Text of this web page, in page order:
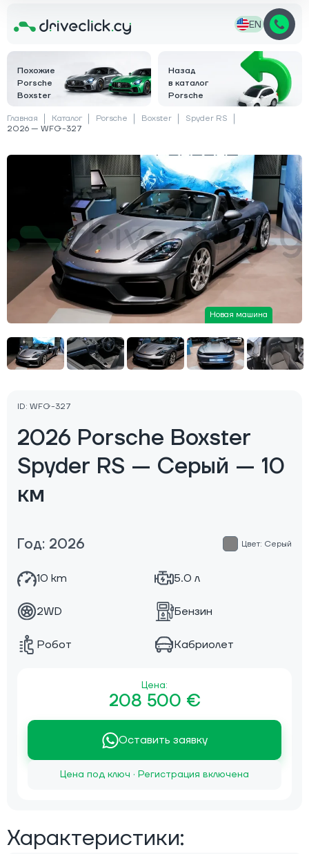
EN
Похожие
Porsche
Boxster
Назад
в каталог
Porsche
Главная Каталог Porsche Boxster
Spyder RS
2026 — WFG-327
ID: WFG-327
2026 Porsche Boxster
Spyder RS — Серый — 10
км
Год: 2026 Цвет: Серый
10 km 5.0 л
2WD Бензин
Робот Кабриолет
Цена:
208 500 €
Оставить заявку
Цена под ключ · Регистрация включена
Новая машина
Характеристики: